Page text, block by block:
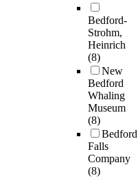
Bedford-
Strohm,
Heinrich
(8)
New
Bedford
Whaling
Museum
(8)
Bedford
Falls
Company
(8)